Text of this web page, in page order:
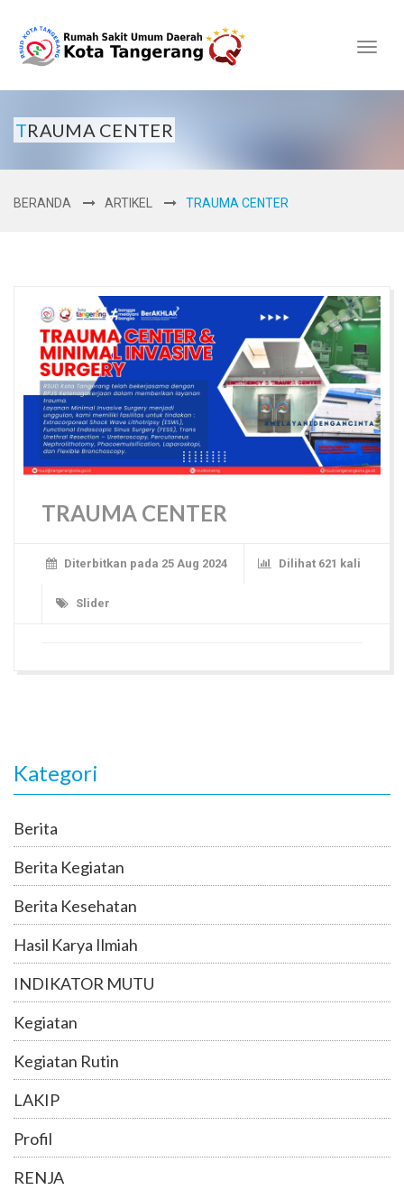
Toggle
TRAUMA CENTER
BERANDA ARTIKEL TRAUMA CENTER
TRAUMA CENTER
Diterbitkan pada 25 Aug 2024 Dilihat 621 kali
Slider
Kategori
Berita
Berita Kegiatan
Berita Kesehatan
Hasil Karya Ilmiah
INDIKATOR MUTU
Kegiatan
Kegiatan Rutin
LAKIP
Profil
RENJA